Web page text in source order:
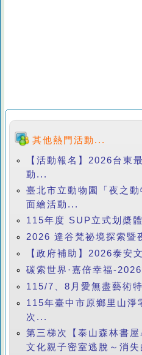
其他熱門活動...
【活動報名】2026台東
動...
臺北市立動物園「夜之
面繪活動...
115年度 SUP立式划槳
2026 達谷梵祕境探索暨
【政府補助】2026泰安
碳索世界·嘉倍幸福-
115/7、8月愛無盡藝術
115年臺中市原鄉里山淨
次...
第三梯次【泰山森林書
文化親子密室逃脫～消